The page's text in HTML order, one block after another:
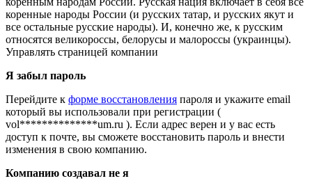
коренные народы России (и русских татар, и русских якут и
все остальные русские народы). И, конечно же, к русским
относятся великороссы, белорусы и малороссы (украинцы).
Управлять страницей компании
Я забыл пароль
Перейдите к форме восстановления пароля и укажите email
который вы использовали при регистрации (
vol**************um.ru ). Если адрес верен и у вас есть
доступ к почте, вы сможете восстановить пароль и внести
изменения в свою компанию.
Компанию создавал не я